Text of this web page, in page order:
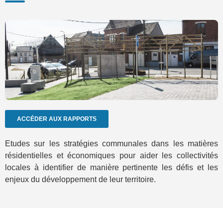
ACCÉDER AUX RAPPORTS
Etudes sur les stratégies communales dans les matières
résidentielles et économiques pour aider les collectivités
locales à identifier de manière pertinente les défis et les
enjeux du développement de leur territoire.